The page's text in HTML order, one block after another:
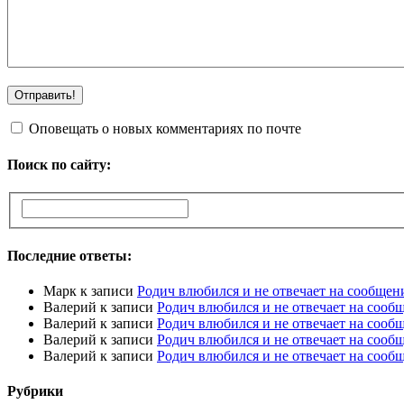
Оповещать о новых комментариях по почте
Поиск по сайту:
Последние ответы:
Марк к записи Родич влюбился и не отвечает на
Валерий к записи Родич влюбился и не отвечает на
Валерий к записи Родич влюбился и не отвечает на
Валерий к записи Родич влюбился и не отвечает на
Валерий к записи Родич влюбился и не отвечает на
Рубрики